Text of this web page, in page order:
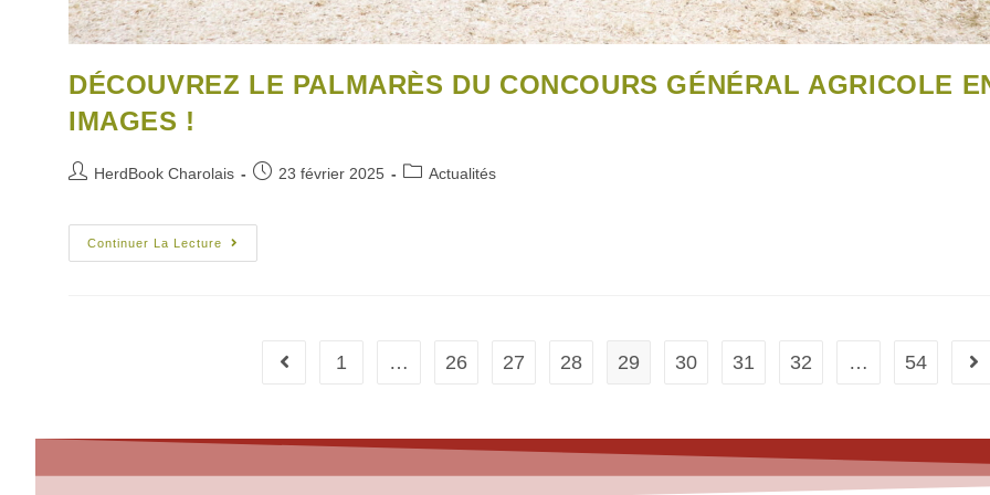
DÉCOUVREZ LE PALMARÈS DU CONCOURS GÉNÉRAL AGRICOLE
IMAGES !
HerdBook Charolais 23 février 2025 Actualités
Continuer La Lecture
1 … 26 27 28 29 30 31 32 … 54